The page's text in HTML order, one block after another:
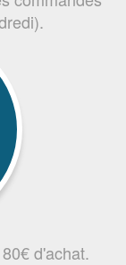
d'achat.